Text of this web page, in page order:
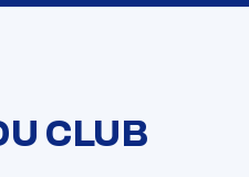
CLUB